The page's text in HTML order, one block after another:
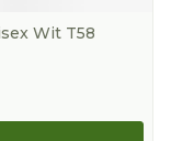
Wit T58